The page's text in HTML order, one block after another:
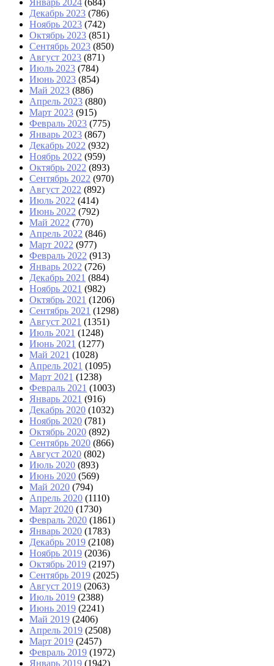
Январь 2024 (684)
Декабрь 2023 (786)
Ноябрь 2023 (742)
Октябрь 2023 (851)
Сентябрь 2023 (850)
Август 2023 (871)
Июль 2023 (784)
Июнь 2023 (854)
Май 2023 (886)
Апрель 2023 (880)
Март 2023 (915)
Февраль 2023 (775)
Январь 2023 (867)
Декабрь 2022 (932)
Ноябрь 2022 (959)
Октябрь 2022 (893)
Сентябрь 2022 (970)
Август 2022 (892)
Июль 2022 (414)
Июнь 2022 (792)
Май 2022 (770)
Апрель 2022 (846)
Март 2022 (977)
Февраль 2022 (913)
Январь 2022 (726)
Декабрь 2021 (884)
Ноябрь 2021 (982)
Октябрь 2021 (1206)
Сентябрь 2021 (1298)
Август 2021 (1351)
Июль 2021 (1248)
Июнь 2021 (1277)
Май 2021 (1028)
Апрель 2021 (1095)
Март 2021 (1238)
Февраль 2021 (1003)
Январь 2021 (916)
Декабрь 2020 (1032)
Ноябрь 2020 (781)
Октябрь 2020 (892)
Сентябрь 2020 (866)
Август 2020 (802)
Июль 2020 (893)
Июнь 2020 (569)
Май 2020 (794)
Апрель 2020 (1110)
Март 2020 (1730)
Февраль 2020 (1861)
Январь 2020 (1783)
Декабрь 2019 (2108)
Ноябрь 2019 (2036)
Октябрь 2019 (2197)
Сентябрь 2019 (2025)
Август 2019 (2063)
Июль 2019 (2388)
Июнь 2019 (2241)
Май 2019 (2406)
Апрель 2019 (2508)
Март 2019 (2457)
Февраль 2019 (1972)
Январь 2019 (1942)